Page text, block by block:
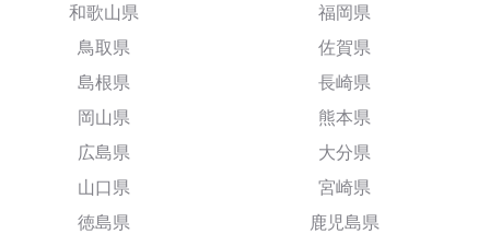
和歌山県
鳥取県
島根県
岡山県
広島県
山口県
徳島県
福岡県
佐賀県
長崎県
熊本県
大分県
宮崎県
鹿児島県